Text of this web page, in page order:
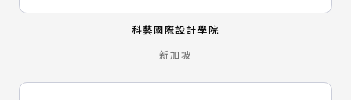
科藝國際設計學院
新加坡